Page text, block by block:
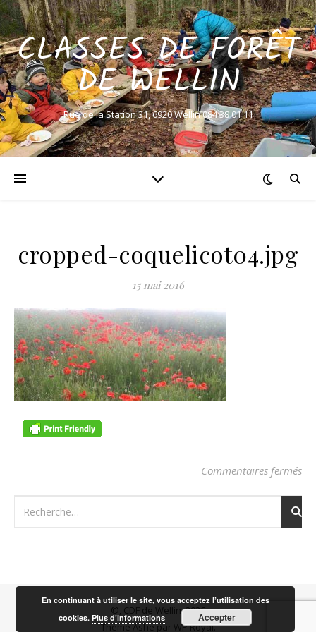
CLASSES DE FORÊT
DE WELLIN
Rue de la Station 31, 6920 Wellin 084 38 01 11
cropped-coquelicot04.jpg
15 mai 2016
Commentaires fermés
©, CDF de Wellin, 2026
Thème Ashe par WP Royal.
En continuant à utiliser le site, vous acceptez l’utilisation des
cookies.Plus d’informations Accepter